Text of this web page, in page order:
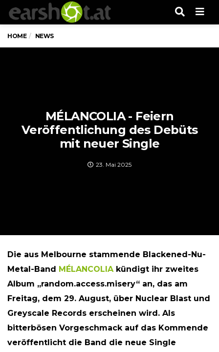
HOME NEWS
MÉLANCOLIA - Feiern
Veröffentlichung des Debüts
mit neuer Single
23. Mai 2025
Die aus Melbourne stammende Blackened-Nu-
Metal-Band MÉLANCOLIAkündigt ihr zweites
Album „random.access.misery“ an, das am
Freitag, dem 29. August, über Nuclear Blast und
Greyscale Records erscheinen wird. Als
bitterbösen Vorgeschmack auf das Kommende
veröffentlicht die Band die neue Single